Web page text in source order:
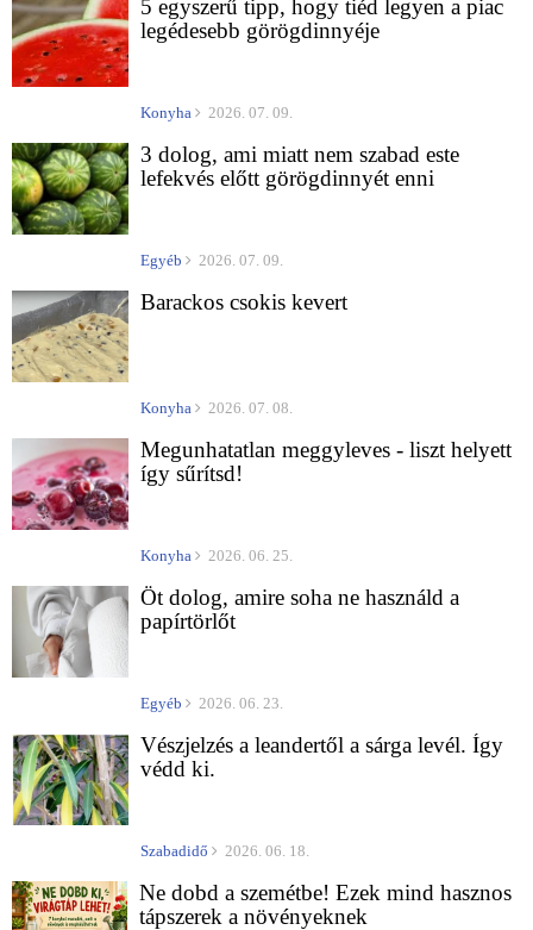
5 egyszerű tipp, hogy tiéd legyen a piac
legédesebb görögdinnyéje
Konyha 2026. 07. 09.
3 dolog, ami miatt nem szabad este
lefekvés előtt görögdinnyét enni
Egyéb 2026. 07. 09.
Barackos csokis kevert
Konyha 2026. 07. 08.
Megunhatatlan meggyleves - liszt helyett
így sűrítsd!
Konyha 2026. 06. 25.
Öt dolog, amire soha ne használd a
papírtörlőt
Egyéb 2026. 06. 23.
Vészjelzés a leandertől a sárga levél. Így
védd ki.
Szabadidő 2026. 06. 18.
Ne dobd a szemétbe! Ezek mind hasznos
tápszerek a növényeknek